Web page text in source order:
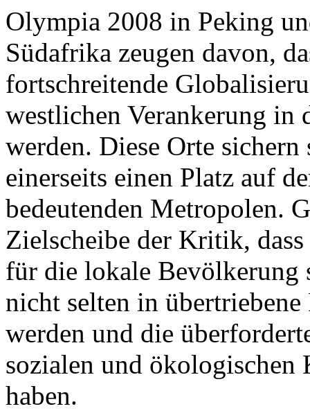
Olympia 2008 in Peking
Südafrika zeugen davon,
fortschreitende
westlichen Verankerung in
werden. Diese Orte
einerseits einen Platz auf
bedeutenden Metropolen.
Zielscheibe der Kritik,
für die lokale Bevölkerung
nicht selten in
werden und die
sozialen und ökologischen
haben.